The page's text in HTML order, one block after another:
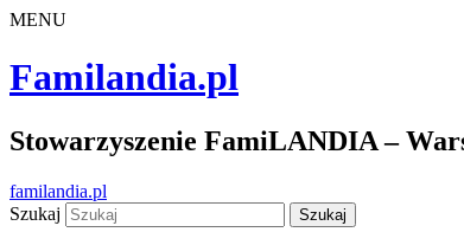
MENU
Familandia.pl
Stowarzyszenie FamiLANDIA –
familandia.pl
Szukaj